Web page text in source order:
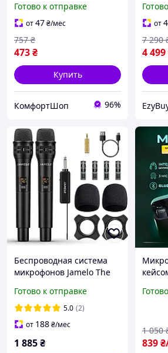
см черный 0000000537
Готово к отправке
от47₴/мес
473₴
757 ₴
Купить
КомфортШоп 96%
от
4 499
7 290
Беспроводная система
микрофонов Jamelo The
M02852BK с двумя
портативными
микрофонами
Готово к отправке
5.0 (2)
от 188₴/мес
1 885₴ 839
1 050